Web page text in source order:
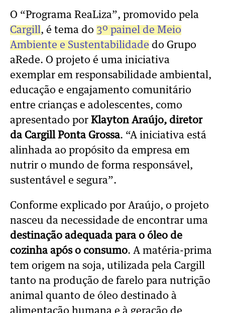
O “Programa ReaLiza”, promovido pela
Cargill, é tema do 3º painel de Meio
Ambiente e Sustentabilidade do Grupo
aRede. O projeto é uma iniciativa
exemplar em responsabilidade ambiental,
educação e engajamento comunitário
entre crianças e adolescentes, como
apresentado por Klayton Araújo, diretor
da Cargill Ponta Grossa. “A iniciativa está
alinhada ao propósito da empresa em
nutrir o mundo de forma responsável,
sustentável e segura”.
Conforme explicado por Araújo, o projeto
nasceu da necessidade de encontrar uma
destinação adequada para o óleo de
cozinha após o consumo. A matéria-prima
tem origem na soja, utilizada pela Cargill
tanto na produção de farelo para nutrição
animal quanto de óleo destinado à